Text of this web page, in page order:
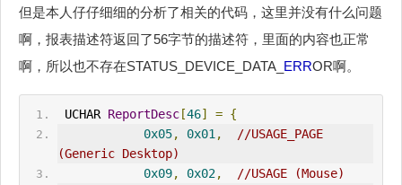
但是本人仔仔细细的分析了相关的代码，这里并没有什么问题
啊，报表描述符返回了56字节的描述符，里面的内容也正常
啊，所以也不存在STATUS_DEVICE_DATA_ ERROR啊。
UCHAR ReportDesc[46] = {
0x05, 0x01 , //USAGE_PAGE
(Generic Desktop)
0x09, 0x02,